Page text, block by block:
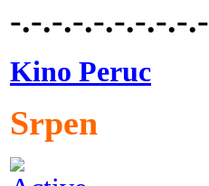
-.-.-.-.-.-.-.-.-.-
Kino Peruc
Srpen